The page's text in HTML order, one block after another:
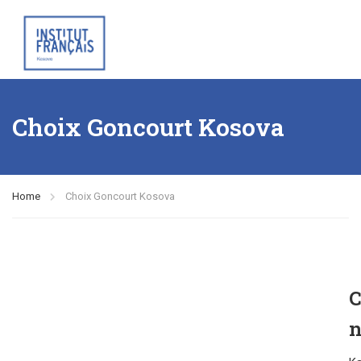
Choix Goncourt Kosova
Home Choix Goncourt Kosova